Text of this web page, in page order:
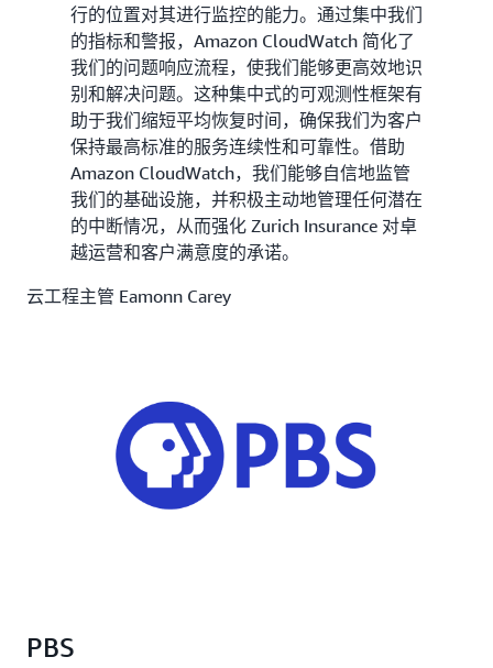
行的位置对其进行监控的能力。通过集中我们
的指标和警报，Amazon CloudWatch 简化了
我们的问题响应流程，使我们能够更高效地识
别和解决问题。这种集中式的可观测性框架有
助于我们缩短平均恢复时间，确保我们为客户
保持最高标准的服务连续性和可靠性。借助
Amazon CloudWatch，我们能够自信地监管
我们的基础设施，并积极主动地管理任何潜在
的中断情况，从而强化 Zurich Insurance 对卓
越运营和客户满意度的承诺。
云工程主管 Eamonn Carey
PBS